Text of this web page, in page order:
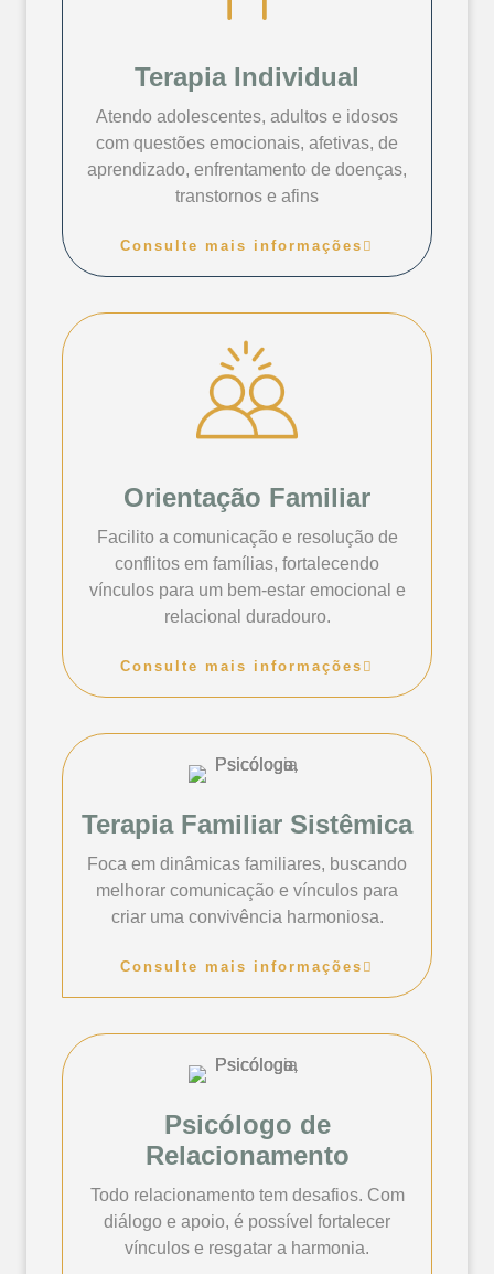
Terapia Individual
Atendo adolescentes, adultos e idosos
com questões emocionais, afetivas, de
aprendizado, enfrentamento de doenças,
transtornos e afins
Consulte mais informações
Orientação Familiar
Facilito a comunicação e resolução de
conflitos em famílias, fortalecendo
vínculos para um bem-estar emocional e
relacional duradouro.
Consulte mais informações
Terapia Familiar Sistêmica
Foca em dinâmicas familiares, buscando
melhorar comunicação e vínculos para
criar uma convivência harmoniosa.
Consulte mais informações
Psicólogo de
Relacionamento
Todo relacionamento tem desafios. Com
diálogo e apoio, é possível fortalecer
vínculos e resgatar a harmonia.